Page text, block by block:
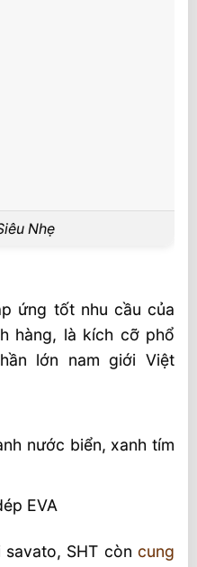
Nhẹ
ứng tốt nhu cầu của
hàng, là kích cỡ phổ
lớn nam giới Việt
nước biển, xanh tím
EVA
SHT còn cung